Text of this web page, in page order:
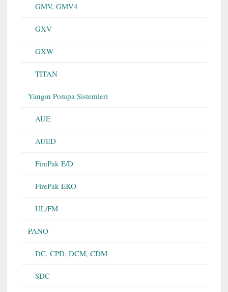
GMV, GMV4
GXV
GXW
TITAN
Yangın Pompa Sistemleri
AUE
AUED
FirePak E/D
FirePak EKO
UL/FM
PANO
DC, CPD, DCM, CDM
SDC